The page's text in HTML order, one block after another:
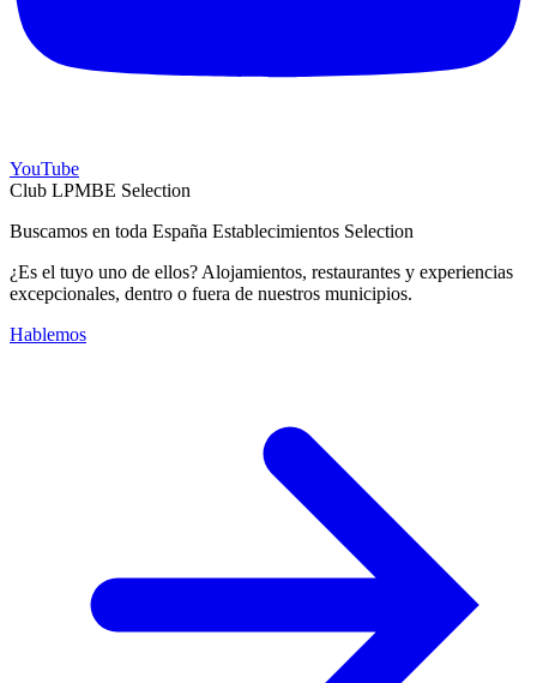
YouTube
Club LPMBE Selection
Buscamos en toda España Establecimientos Selection
¿Es el tuyo uno de ellos? Alojamientos, restaurantes y experiencias
excepcionales, dentro o fuera de nuestros municipios.
Hablemos